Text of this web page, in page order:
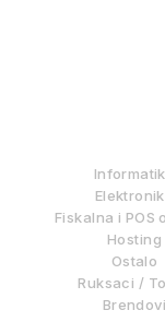
Fiskalna i POS
Hosting
Ostalo
Ruksaci /
Brendovi